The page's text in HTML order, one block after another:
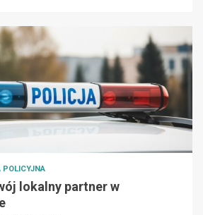
POLICYJNA
lokalny partner w